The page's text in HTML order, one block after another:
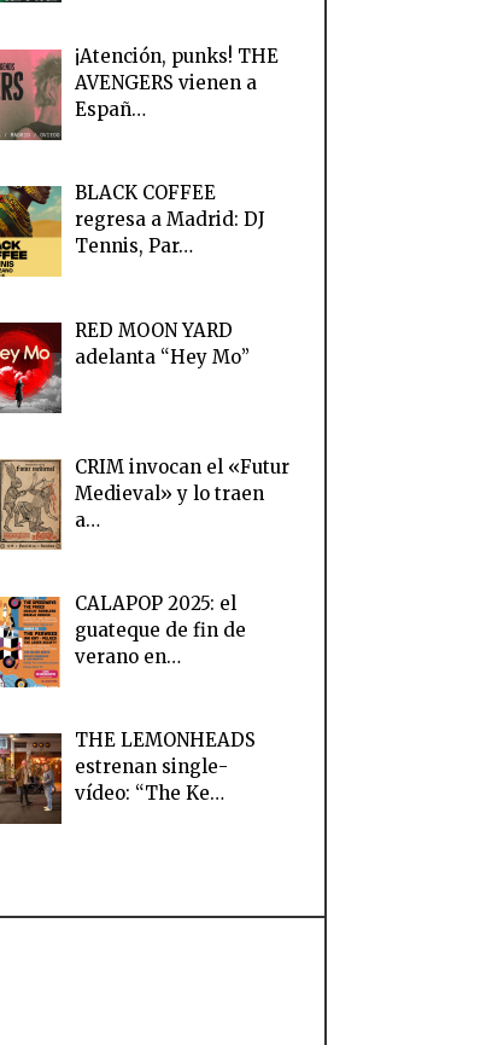
¡Atención, punks! THE
AVENGERS vienen a
Españ…
BLACK COFFEE
regresa a Madrid: DJ
Tennis, Par…
RED MOON YARD
adelanta “Hey Mo”
CRIM invocan el «Futur
Medieval» y lo traen
a…
CALAPOP 2025: el
guateque de fin de
verano en…
THE LEMONHEADS
estrenan single-
vídeo: “The Ke…